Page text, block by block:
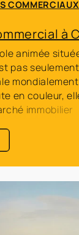
à
animée
pas
en couleur,
immobilier